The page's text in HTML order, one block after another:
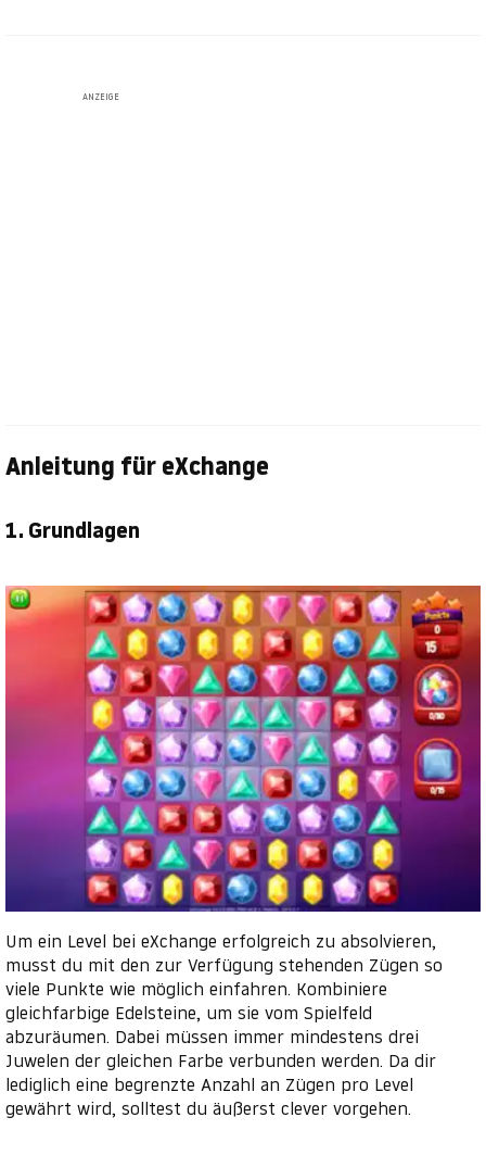
ANZEIGE
Anleitung für eXchange
1. Grundlagen
Um ein Level bei eXchange erfolgreich zu absolvieren,
musst du mit den zur Verfügung stehenden Zügen so
viele Punkte wie möglich einfahren. Kombiniere
gleichfarbige Edelsteine, um sie vom Spielfeld
abzuräumen. Dabei müssen immer mindestens drei
Juwelen der gleichen Farbe verbunden werden. Da dir
lediglich eine begrenzte Anzahl an Zügen pro Level
gewährt wird, solltest du äußerst clever vorgehen.